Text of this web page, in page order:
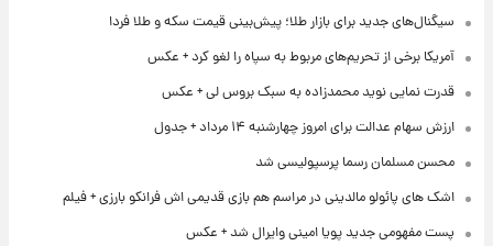
سیگنال‌های جدید برای بازار طلا؛ پیش‌بینی قیمت سکه و طلا فردا
آمریکا برخی از تحریم‌های مربوط به سپاه را لغو کرد + عکس
قدرت نمایی نوید محمدزاده به سبک بروس لی + عکس
ارزش سهام عدالت برای امروز چهارشنبه ۱۴ مرداد + جدول
محسن مسلمان رسما پرسپولیسی شد
اشک های پائولو مالدینی در مراسم هم بازی قدیمی اش فرانکو بارزی + فیلم
پست مفهومی جدید پویا امینی وایرال شد + عکس